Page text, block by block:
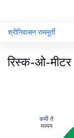
श्रीनिवासन राममूर्ती
रिस्क-ओ-मीटर
कमी ते
मध्यम